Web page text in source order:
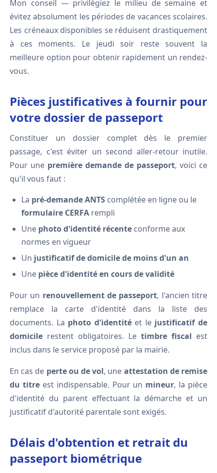
Mon conseil — privilégiez le milieu de semaine et
évitez absolument les périodes de vacances scolaires.
Les créneaux disponibles se réduisent drastiquement
à ces moments. Le jeudi soir reste souvent la
meilleure option pour obtenir rapidement un rendez-
vous.
Pièces justificatives à fournir pour
votre dossier de passeport
Constituer un dossier complet dès le premier
passage, c'est éviter un second aller-retour inutile.
Pour une première demande de passeport, voici ce
qu'il vous faut :
La pré-demande ANTS complétée en ligne ou le
formulaire CERFA rempli
Une photo d'identité récente conforme aux
normes en vigueur
Un justificatif de domicile de moins d'un an
Une pièce d'identité en cours de validité
Pour un renouvellement de passeport, l'ancien titre
remplace la carte d'identité dans la liste des
documents. La photo d'identitéet le justificatif de
domicile restent obligatoires. Le timbre fiscal est
inclus dans le service proposé par la mairie.
En cas de perte ou de vol, une attestation de remise
du titreest indispensable. Pour un mineur, la pièce
d'identité du parent effectuant la démarche et un
justificatif d'autorité parentale sont exigés.
Délais d'obtention et retrait du
passeport biométrique